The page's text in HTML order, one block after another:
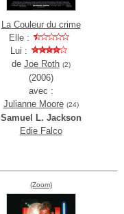
La Couleur du crime
Elle :
Lui :
de Joe Roth (2)
(2006)
avec :
Julianne Moore (24)
Samuel L. Jackson
Edie Falco
(Zoom)